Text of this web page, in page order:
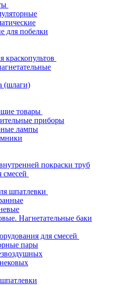
для побелки
краскопультов
(шлаги)
товары
приборы
лампы
покраски труб
смесей
шпатлевки
Нагнетательные баки
для смесей
пары